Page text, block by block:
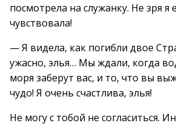
посмотрела на служанку. Не зря я
чувствовала!
— Я видела, как погибли двое
ужасно, элья… Мы ждали, когда
моря заберут вас, и то, что вы
чудо! Я очень счастлива, элья!
Не могу с тобой не согласиться.